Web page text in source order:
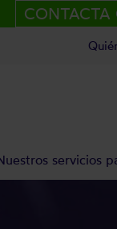
servicios